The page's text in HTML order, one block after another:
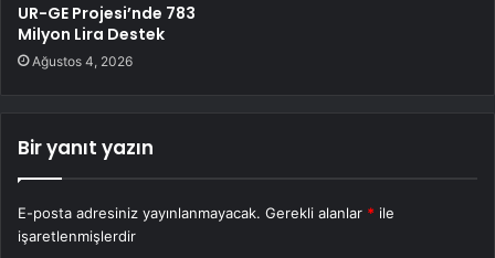
UR-GE Projesi’nde 783
Milyon Lira Destek
Ağustos 4, 2026
Bir yanıt yazın
E-posta adresiniz yayınlanmayacak. Gerekli alanlar * ile
işaretlenmişlerdir